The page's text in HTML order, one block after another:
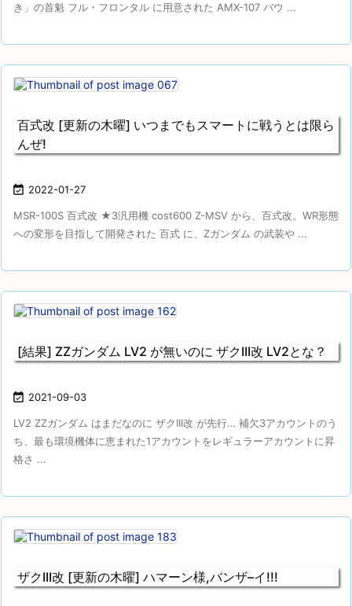
き」の首魁 フル・フロンタル に用意された AMX-107 バウ ...
百式改 [更新の木曜] いつまでもスマートに戦うとは限ら
んぜ!
 2022-01-27
MSR-100S 百式改 ★3汎用機 cost600 Z-MSV から、百式改。WR形態
への変形を目指して開発された 百式 に、Zガンダム の武装や ...
[結果] ZZガンダム LV2 が無いのに ザクIII改 LV2とな？
 2021-09-03
LV2 ZZガンダム はまだなのに ザクIII改 が先行… 補欠3アカウントのう
ち、最も環境機体に恵まれた1アカウントをレギュラーアカウントに昇
格さ ...
ザクIII改 [更新の木曜] ハマーン様,バンザ–イ!!!